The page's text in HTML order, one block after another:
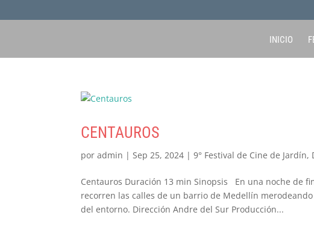
INICIO
CENTAUROS
poradmin |Sep 25, 2024 |9° Festival de Cine de Jardín,
Centauros Duración 13 min Sinopsis En una noche de
recorren las calles de un barrio de Medellín
del entorno. Dirección Andre del Sur Producción...